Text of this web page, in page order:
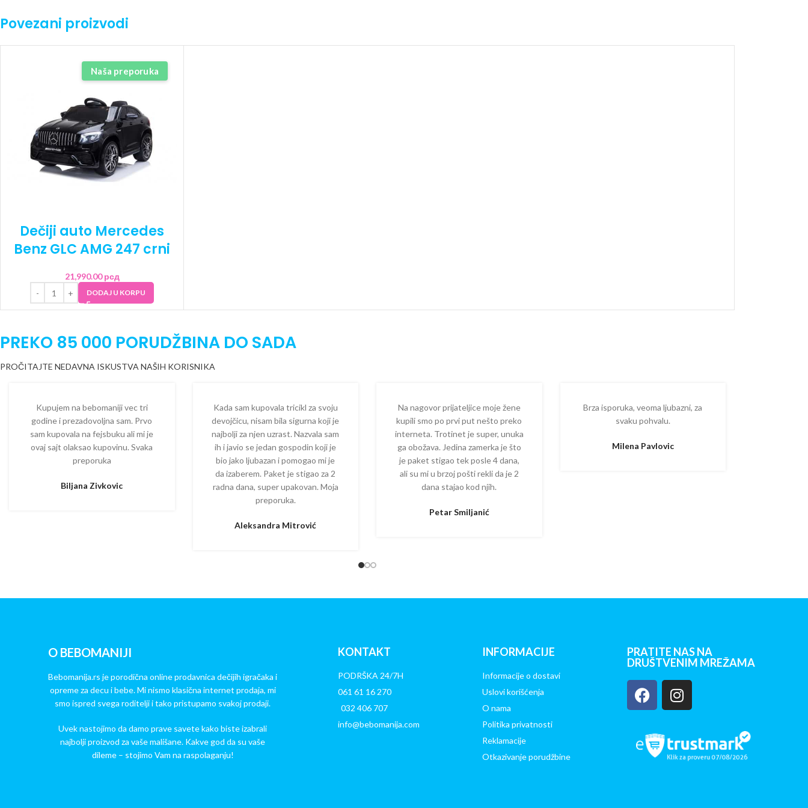
Povezani proizvodi
Naša preporuka
Dečiji auto Mercedes
Benz GLC AMG 247 crni
21,990.00рсд
DODAJ U KORPU
PREKO 85 000 PORUDŽBINA DO SADA
PROČITAJTE NEDAVNA ISKUSTVA NAŠIH KORISNIKA
Kupujem na bebomaniji vec tri
godine i prezadovoljna sam. Prvo
sam kupovala na fejsbuku ali mi je
ovaj sajt olaksao kupovinu. Svaka
preporuka
Biljana Zivkovic
Kada sam kupovala tricikl za svoju
devojčicu, nisam bila sigurna koji je
najbolji za njen uzrast. Nazvala sam
ih i javio se jedan gospodin koji je
bio jako ljubazan i pomogao mi je
da izaberem. Paket je stigao za 2
radna dana, super upakovan. Moja
preporuka.
Aleksandra Mitrović
Na nagovor prijateljice moje žene
kupili smo po prvi put nešto preko
interneta. Trotinet je super, unuka
ga obožava. Jedina zamerka je što
je paket stigao tek posle 4 dana,
ali su mi u brzoj pošti rekli da je 2
dana stajao kod njih.
Petar Smiljanić
Brza isporuka, veoma ljubazni, za
svaku pohvalu.
Milena Pavlovic
O BEBOMANIJI
Bebomanija.rs je porodična online prodavnica dečijih igračaka i
opreme za decu i bebe. Mi nismo klasična internet prodaja, mi
smo ispred svega roditelji i tako pristupamo svakoj prodaji.
Uvek nastojimo da damo prave savete kako biste izabrali
najbolji proizvod za vaše mališane. Kakve god da su vaše
dileme – stojimo Vam na raspolaganju!
KONTAKT
PODRŠKA 24/7H
061 61 16 270
032 406 707
info@bebomanija.com
INFORMACIJE
Informacije o dostavi
Uslovi korišćenja
O nama
Politika privatnosti
Reklamacije
Otkazivanje porudžbine
PRATITE NAS NA
DRUŠTVENIM MREŽAMA